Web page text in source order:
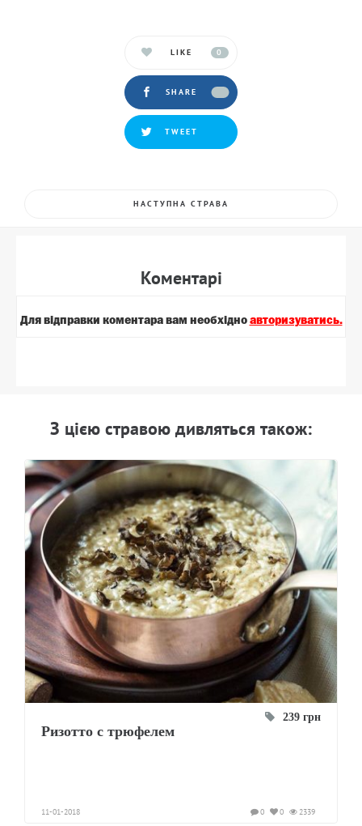
LIKE 0
SHARE
TWEET
НАСТУПНА СТРАВА
Коментарi
Для вiдправки коментара вам необхiдно авторизуватись.
З цiєю стравою дивляться також:
239 грн
Ризотто с трюфелем
11-01-2018 2339
0
0